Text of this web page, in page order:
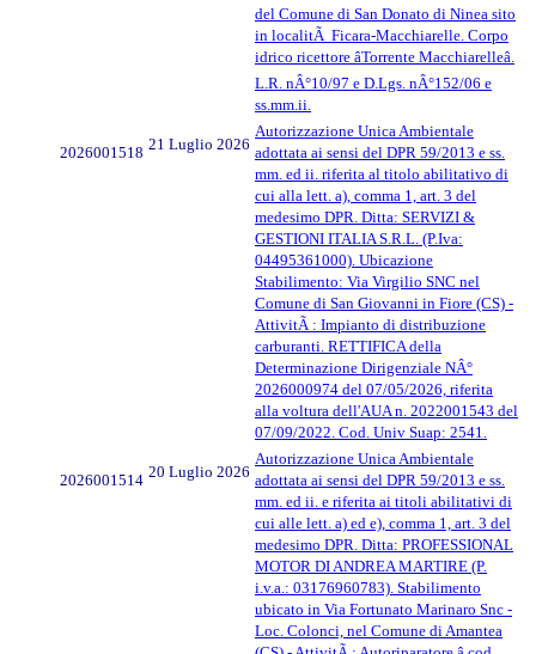
del Comune di San Donato di Ninea sito
in localitÃ Ficara-Macchiarelle. Corpo
idrico ricettore âTorrente Macchiarelleâ.
L.R. nÂ°10/97 e D.Lgs. nÂ°152/06 e
ss.mm.ii.
2026001518 21 Luglio 2026
Autorizzazione Unica Ambientale
adottata ai sensi del DPR 59/2013 e ss.
mm. ed ii. riferita al titolo abilitativo di
cui alla lett. a), comma 1, art. 3 del
medesimo DPR. Ditta: SERVIZI &
GESTIONI ITALIA S.R.L. (P.Iva:
04495361000). Ubicazione
Stabilimento: Via Virgilio SNC nel
Comune di San Giovanni in Fiore (CS) -
AttivitÃ : Impianto di distribuzione
carburanti. RETTIFICA della
Determinazione Dirigenziale NÂ°
2026000974 del 07/05/2026, riferita
alla voltura dell'AUA n. 2022001543 del
07/09/2022. Cod. Univ Suap: 2541.
2026001514 20 Luglio 2026
Autorizzazione Unica Ambientale
adottata ai sensi del DPR 59/2013 e ss.
mm. ed ii. e riferita ai titoli abilitativi di
cui alle lett. a) ed e), comma 1, art. 3 del
medesimo DPR. Ditta: PROFESSIONAL
MOTOR DI ANDREA MARTIRE (P.
i.v.a.: 03176960783). Stabilimento
ubicato in Via Fortunato Marinaro Snc -
Loc. Colonci, nel Comune di Amantea